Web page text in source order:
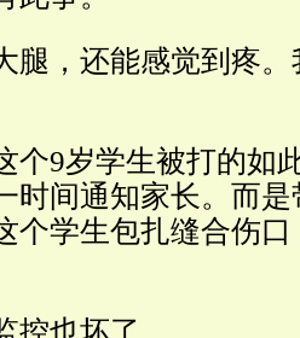
腿，还能感觉到疼
个9岁学生被打的如
时间通知家长。而
个学生包扎缝合伤